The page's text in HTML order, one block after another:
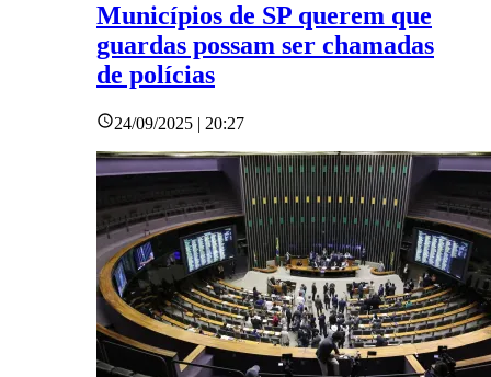
Municípios de SP querem que
guardas possam ser chamadas
de polícias
24/09/2025 | 20:27